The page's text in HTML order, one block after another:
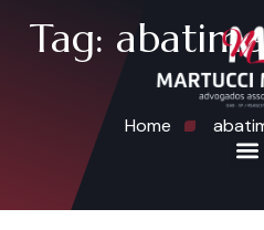
Tag:
Home